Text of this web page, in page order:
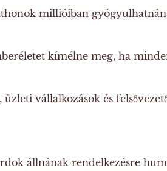
millióiban
kímélne meg, ha
üzleti vállalkozások és
állnának rendelkezésre